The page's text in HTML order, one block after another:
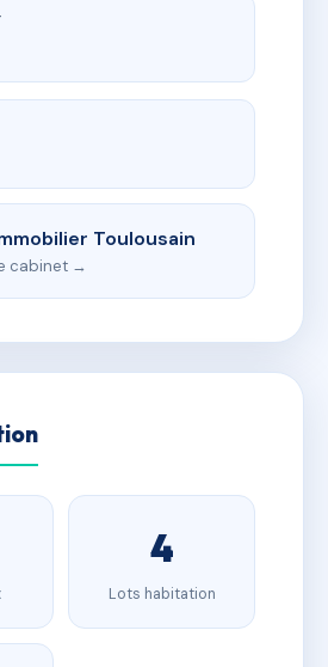
Toulousain
cabinet →
4
Lots habitation